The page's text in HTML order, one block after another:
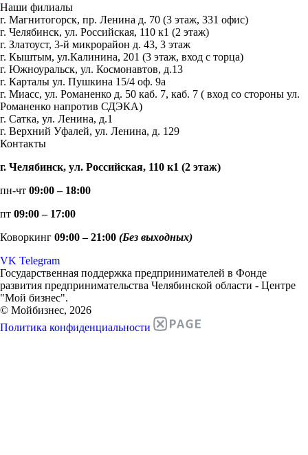
Наши филиалы
г. Магнитогорск, пр. Ленина д. 70 (3 этаж, 331 офис)
г. Челябинск, ул. Российская, 110 к1 (2 этаж)
г. Златоуст, 3-й микрорайон д. 43, 3 этаж
г. Кыштым, ул.Калинина, 201 (3 этаж, вход с торца)
г. Южноуральск, ул. Космонавтов, д.13
г. Карталы ул. Пушкина 15/4 оф. 9а
г. Миасс, ул. Романенко д. 50 каб. 7, каб. 7 ( вход со стороны ул.
Романенко напротив СДЭКА)
г. Сатка, ул. Ленина, д.1
г. Верхний Уфалей, ул. Ленина, д. 129
Контакты
г. Челябинск, ул. Российская, 110 к1 (2 этаж)
пн-чт 09:00 – 18:00
пт 09:00 – 17:00
Коворкинг 09:00 – 21:00 (Без выходных)
VK Telegram
Государственная поддержка предпринимателей в Фонде
развития предпринимательства Челябинской области - Центре
"Мой бизнес".
© Мойбизнес, 2026
Политика конфиденциальности